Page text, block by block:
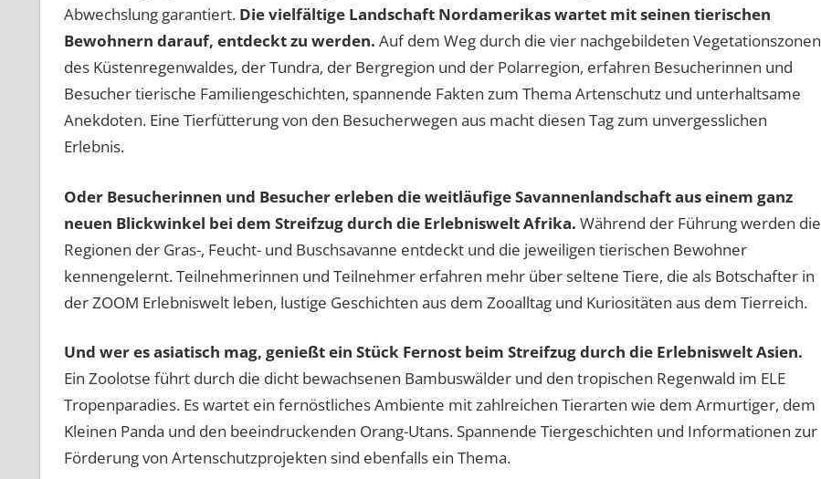
Abwechslung garantiert. Die vielfältige Landschaft Nordamerikas wartet mit seinen tierischen
Bewohnern darauf, entdeckt zu werden. Auf dem Weg durch die vier nachgebildeten Vegetationszonen
des Küstenregenwaldes, der Tundra, der Bergregion und der Polarregion, erfahren Besucherinnen und
Besucher tierische Familiengeschichten, spannende Fakten zum Thema Artenschutz und unterhaltsame
Anekdoten. Eine Tierfütterung von den Besucherwegen aus macht diesen Tag zum unvergesslichen
Erlebnis.
Oder Besucherinnen und Besucher erleben die weitläufige Savannenlandschaft aus einem ganz
neuen Blickwinkel bei dem Streifzug durch die Erlebniswelt Afrika. Während der Führung werden die
Regionen der Gras-, Feucht- und Buschsavanne entdeckt und die jeweiligen tierischen Bewohner
kennengelernt. Teilnehmerinnen und Teilnehmer erfahren mehr über seltene Tiere, die als Botschafter in
der ZOOM Erlebniswelt leben, lustige Geschichten aus dem Zooalltag und Kuriositäten aus dem Tierreich.
Und wer es asiatisch mag, genießt ein Stück Fernost beim Streifzug durch die Erlebniswelt Asien.
Ein Zoolotse führt durch die dicht bewachsenen Bambuswälder und den tropischen Regenwald im ELE
Tropenparadies. Es wartet ein fernöstliches Ambiente mit zahlreichen Tierarten wie dem Armurtiger, dem
Kleinen Panda und den beeindruckenden Orang-Utans. Spannende Tiergeschichten und Informationen zur
Förderung von Artenschutzprojekten sind ebenfalls ein Thema.